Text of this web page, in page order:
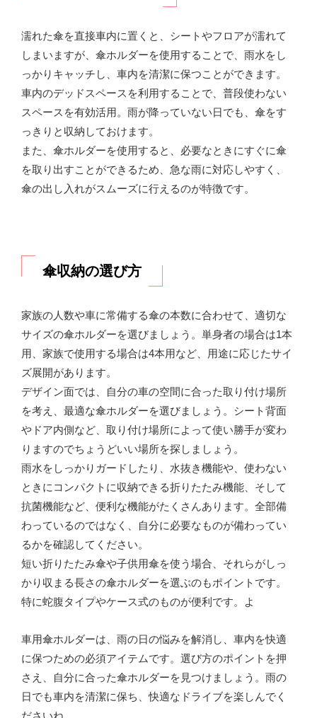
濡れた傘を直接車内に置くと、シートやフロアが濡れて
しまいますが、傘ホルダーを使用することで、雨水をし
っかりキャッチし、車内を清潔に保つことができます。
車内のデッドスペースを利用することで、普段使わない
スペースを有効活用。雨が降っていない日でも、傘をす
っきりと収納しておけます。
また、傘ホルダーを使用すると、必要なときにすぐに傘
を取り出すことができるため、急な雨に対応しやすく、
傘の出し入れがスムーズに行えるのが特徴です。
傘収納の選び方
家族の人数や車に常備する傘の本数に合わせて、適切な
サイズの傘ホルダーを選びましょう。単身者の場合は1本
用、家族で使用する場合は4本用など、用途に応じたサイ
ズ展開があります。
デザイン面では、自分の車の空間に合った取り付け場所
を考え、最適な傘ホルダーを選びましょう。シート背面
やドア内側など、取り付け場所によって使い勝手が変わ
りますのでちょうどいい場所を探しましょう。
雨水をしっかりガードしたり、水抜き機能や、使わない
ときにコンパクトに収納できる折りたたみ機能、そして
抗菌機能など、便利な機能がたくさんあります。全部備
わっているのではなく、自分に必要なものが備わってい
るかを確認してください。
短い折りたたみ傘や子供用傘を使う場合、それらがしっ
かり収まる長さの傘ホルダーを選ぶのもポイントです。
特に蛇腹タイプやケース式のものが便利です。よ
車用傘ホルダーは、雨の日の悩みを解消し、車内を快適
に保つための必須アイテムです。選び方のポイントを押
さえ、自分に合った傘ホルダーを見つけましょう。雨の
日でも車内を清潔に保ち、快適なドライブを楽しんでく